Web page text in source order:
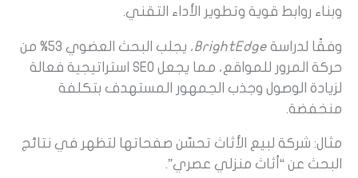
وبناء روابط قوية وتطوير الأداء التقني.
وفقًا لدراسة BrightEdge
، يجلب البحث العضوي 53% من
حركة المرور للمواقع، مما يجعل SEO استراتيجية فعالة
لزيادة الوصول وجذب الجمهور المستهدف بتكلفة
منخفضة.
مثال: شركة لبيع الأثاث تحسّن صفحاتها لتظهر في نتائج
البحث عن “أثاث منزلي عصري”.